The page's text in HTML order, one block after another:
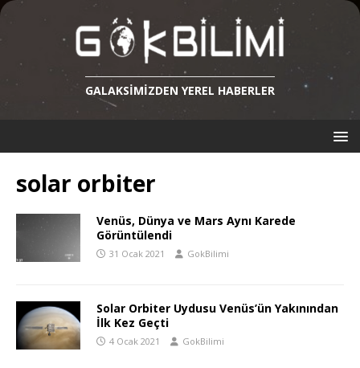
GALAKSIMIZDEN YEREL HABERLER
solar orbiter
Venüs, Dünya ve Mars Aynı Karede
Görüntülendi
31 Ocak 2021 GokBilimi
Solar Orbiter Uydusu Venüs’ün Yakınından
İlk Kez Geçti
4 Ocak 2021 GokBilimi